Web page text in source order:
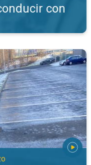
con
invernales.